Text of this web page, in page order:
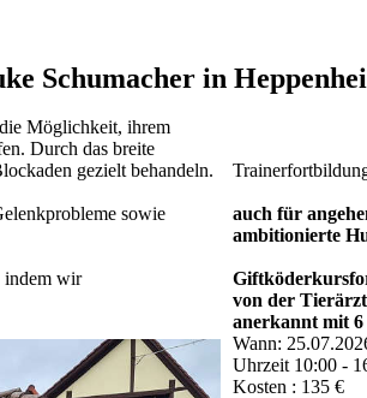
Schumacher in
Möglichkeit, ihrem
Durch das breite
gezielt behandeln.
sowie
indem wir
auch für
ambitionierte
von der
anerkannt mit 6
Wann:
Uhrzeit 10:00 -
Kosten : 135 €